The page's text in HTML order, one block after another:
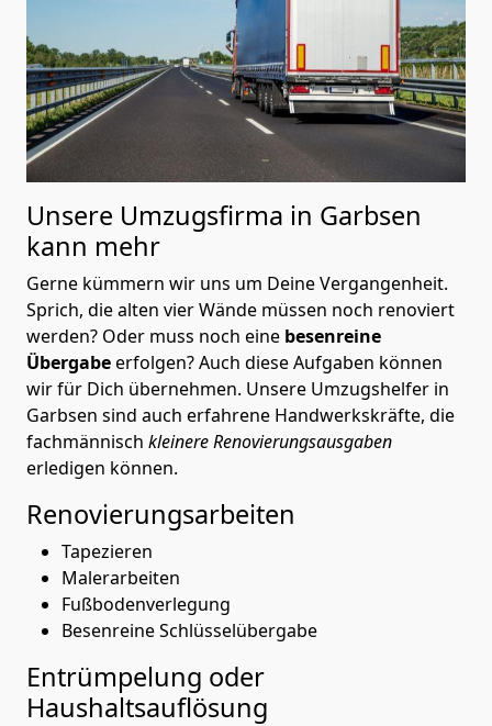
Unsere Umzugsfirma in Garbsen
kann mehr
Gerne kümmern wir uns um Deine Vergangenheit.
Sprich, die alten vier Wände müssen noch renoviert
werden? Oder muss noch eine besenreine
Übergabeerfolgen? Auch diese Aufgaben können
wir für Dich übernehmen. Unsere Umzugshelfer in
Garbsen sind auch erfahrene Handwerkskräfte, die
fachmännisch kleinere Renovierungsausgaben
erledigen können.
Renovierungsarbeiten
Tapezieren
Malerarbeiten
Fußbodenverlegung
Besenreine Schlüsselübergabe
Entrümpelung oder
Haushaltsauflösung